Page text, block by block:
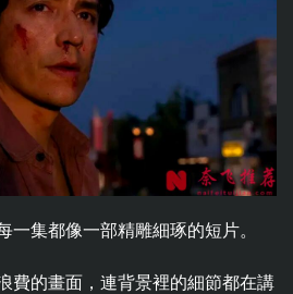
一集都像一部精雕細琢的短片。
費的畫面，連背景裡的細節都在講